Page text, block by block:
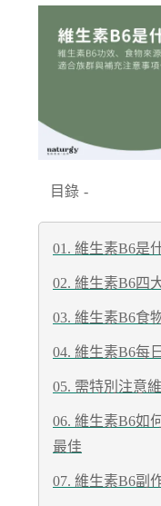
目錄 -
01. 維生素B6是
02. 維生素B6四
03. 維生素B6食
04. 維生素B6每
05. 需特別注意
06. 維生素B6如
最佳
07. 維生素B6副